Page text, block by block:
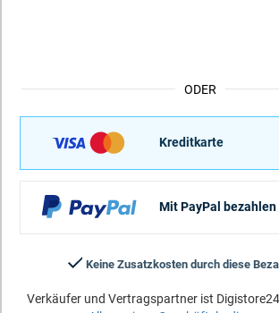
ODER
Kreditkarte
Mit PayPal bezahlen
Keine Zusatzkosten durch diese
Verkäufer und Vertragspartner ist